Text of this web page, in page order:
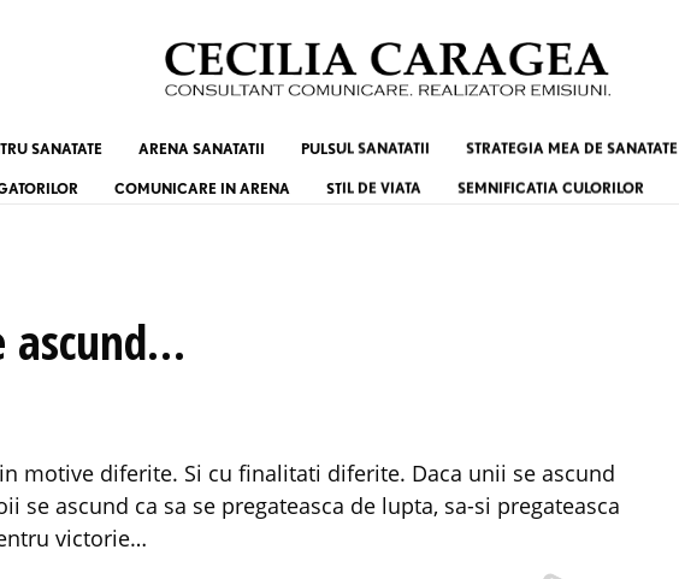
SANATATE ARENA SANATATII PULSUL SANATATII STRATEGIA MEA DE SANATATE
COMUNICARE IN ARENA STIL DE VIATA SEMNIFICATIA CULORILOR
ascund…
se ascund ca sa se pregateasca de lupta, sa-si pregateasca
victorie…